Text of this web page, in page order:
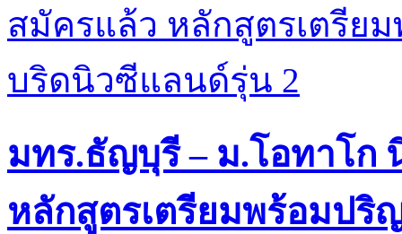
มทร.ธัญบุรี – ม.โอทาโก
หลักสูตรเตรียมพร้อมป